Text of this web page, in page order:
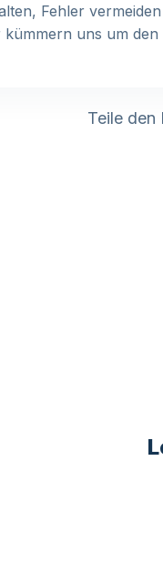
Fehler
uns um
Teile den